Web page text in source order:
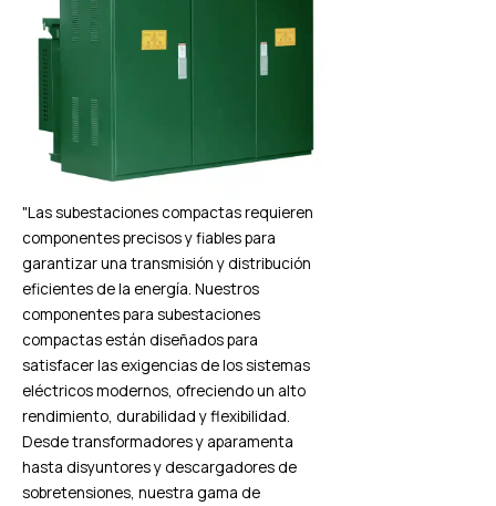
"Las subestaciones compactas requieren
componentes precisos y fiables para
garantizar una transmisión y distribución
eficientes de la energía. Nuestros
componentes para subestaciones
compactas están diseñados para
satisfacer las exigencias de los sistemas
eléctricos modernos, ofreciendo un alto
rendimiento, durabilidad y flexibilidad.
Desde transformadores y aparamenta
hasta disyuntores y descargadores de
sobretensiones, nuestra gama de